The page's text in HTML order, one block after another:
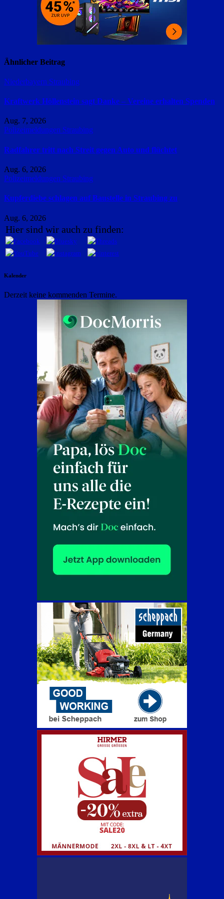
Ähnlicher Beitrag
Niederbayern Straubing
Kraftwerk Höllenstein sagt Danke – Vereine erhalten Spenden
Aug. 7, 2026
Polizeimeldungen Straubing
Radfahrer tritt nach Streit gegen Auto und flüchtet
Aug. 6, 2026
Polizeimeldungen Straubing
Kupferdiebe schlagen auf Baustelle in Straubing zu
Aug. 6, 2026
Hier sind wir auch zu finden:
Kalender
Derzeit keine kommenden Termine.